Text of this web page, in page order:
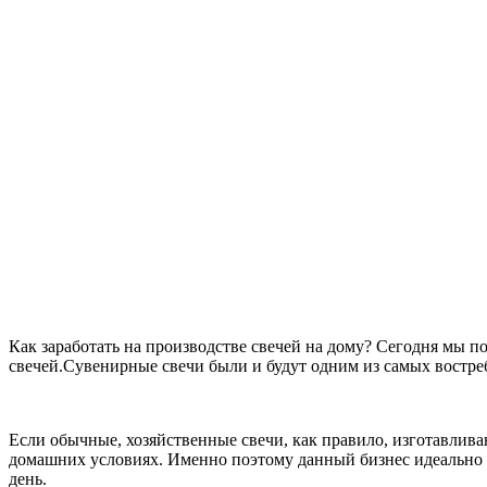
Как заработать на производстве свечей на дому? Сегодня мы
свечей.Сувенирные свечи были и будут одним из самых
Если обычные, хозяйственные свечи, как правило,
домашних условиях. Именно поэтому данный бизнес идеально
день.